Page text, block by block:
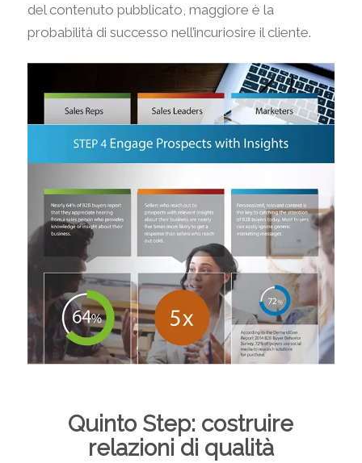
del contenuto pubblicato, maggiore è la
probabilità di successo nell’incuriosire il cliente.
Quinto Step: costruire
relazioni di qualità